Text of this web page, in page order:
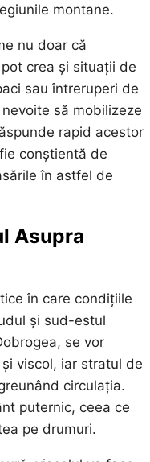
montane.
nu doar că
crea și situații de
sau întreruperi de
să mobilizeze
rapid acestor
conștientă de
în astfel de
Asupra
în care condițiile
și sud-estul
se vor
viscol, iar stratul de
circulația.
puternic, ceea ce
pe drumuri.